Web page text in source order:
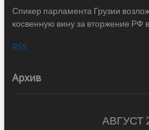
Спикер парламента Грузии
косвенную вину за вторжение РФ
RSS
Архив
АВГУСТ